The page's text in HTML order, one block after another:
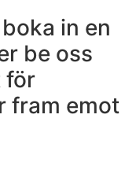
in en
be oss
för
fram emot